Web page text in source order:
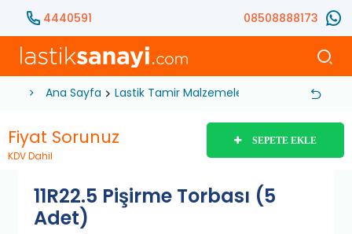
4440591 08508888173
Ana Sayfa Lastik Tamir Malzemeleri
Fiyat Sorunuz
KDV Dahil
SEPETE EKLE
11R22.5 Pişirme Torbası (5
Adet)